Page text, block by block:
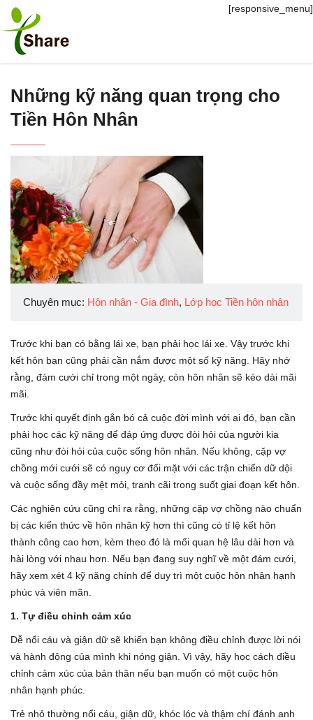
[responsive_menu]
Những kỹ năng quan trọng cho
Tiền Hôn Nhân
Chuyên mục: Hôn nhân - Gia đình, Lớp học Tiền hôn nhân
Trước khi bạn có bằng lái xe, bạn phải học lái xe. Vậy trước khi
kết hôn bạn cũng phải cần nắm được một số kỹ năng. Hãy nhớ
rằng, đám cưới chỉ trong một ngày, còn hôn nhân sẽ kéo dài mãi
mãi.
Trước khi quyết định gắn bó cả cuộc đời mình với ai đó, bạn cần
phải học các kỹ năng để đáp ứng được đòi hỏi của người kia
cũng như đòi hỏi của cuộc sống hôn nhân. Nếu không, cặp vợ
chồng mới cưới sẽ có nguy cơ đối mặt với các trận chiến dữ dội
và cuộc sống đầy mệt mỏi, tranh cãi trong suốt giai đoạn kết hôn.
Các nghiên cứu cũng chỉ ra rằng, những cặp vợ chồng nào chuẩn
bị các kiến thức về hôn nhân kỹ hơn thì cũng có tỉ lệ kết hôn
thành công cao hơn, kèm theo đó là mối quan hệ lâu dài hơn và
hài lòng với nhau hơn. Nếu bạn đang suy nghĩ về một đám cưới,
hãy xem xét 4 kỹ năng chính để duy trì một cuộc hôn nhân hạnh
phúc và viên mãn.
1. Tự điều chỉnh cảm xúc
Dễ nổi cáu và giận dữ sẽ khiến bạn không điều chỉnh được lời nói
và hành động của mình khi nóng giận. Vì vậy, hãy học cách điều
chỉnh cảm xúc của bản thân nếu bạn muốn có một cuộc hôn
nhân hạnh phúc.
Trẻ nhỏ thường nổi cáu, giận dữ, khóc lóc và thậm chí đánh anh